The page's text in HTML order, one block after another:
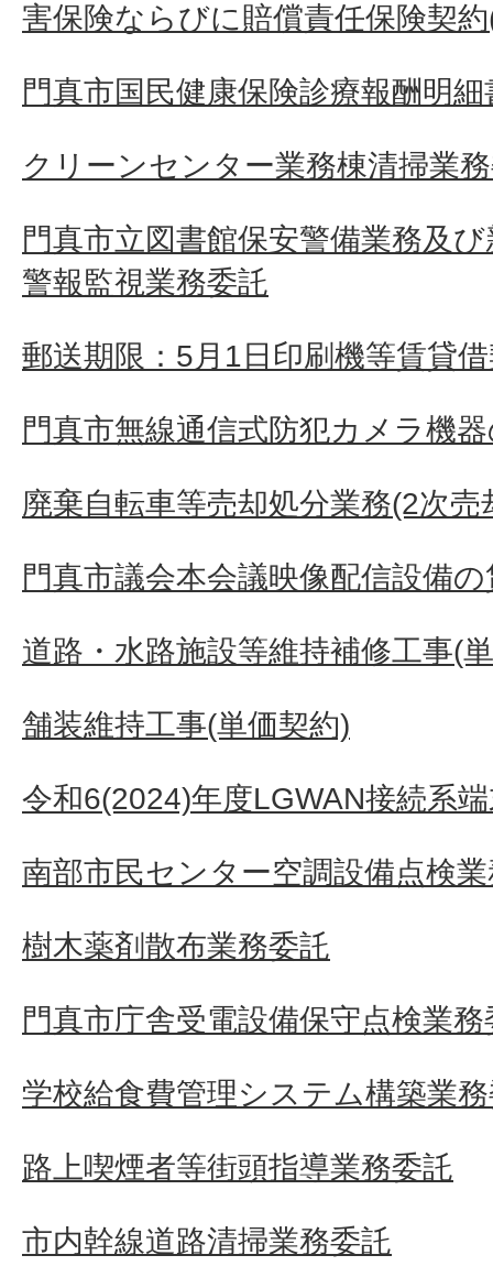
害保険ならびに賠償責任保険契
門真市国民健康保険診療報酬明
クリーンセンター業務棟清掃業
門真市立図書館保安警備業務及
警報監視業務委託
郵送期限：5月1日印刷機等賃貸
門真市無線通信式防犯カメラ機
廃棄自転車等売却処分業務(2次売
門真市議会本会議映像配信設備
道路・水路施設等維持補修工事(
舗装維持工事(単価契約)
令和6(2024)年度LGWAN接続系
南部市民センター空調設備点検
樹木薬剤散布業務委託
門真市庁舎受電設備保守点検業務
学校給食費管理システム構築業
路上喫煙者等街頭指導業務委託
市内幹線道路清掃業務委託